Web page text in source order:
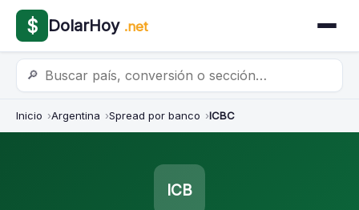
$ DolarHoy .net
🔎
Inicio Argentina Spread por banco ICBC
ICB